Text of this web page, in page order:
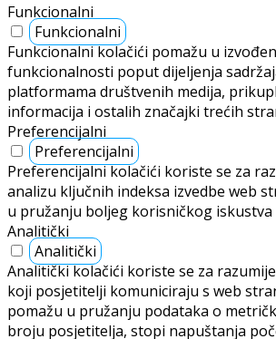
Funkcionalni
Funkcionalni
Funkcionalni kolačići pomažu u
funkcionalnosti poput dijeljenja
platformama društvenih medija,
informacija i ostalih značajki trećih
Preferencijalni
Preferencijalni
Preferencijalni kolačići koriste se za
analizu ključnih indeksa izvedbe web
u pružanju boljeg korisničkog
Analitički
Analitički
Analitički kolačići koriste se za
koji posjetitelji komuniciraju s web
pomažu u pružanju podataka o
broju posjetitelja, stopi napuštanja